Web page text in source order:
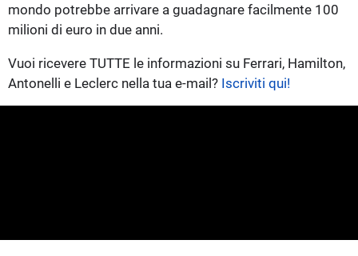
mondo potrebbe arrivare a guadagnare facilmente 100
milioni di euro in due anni.
Vuoi ricevere TUTTE le informazioni su Ferrari, Hamilton,
Antonelli e Leclerc nella tua e-mail? Iscriviti qui!